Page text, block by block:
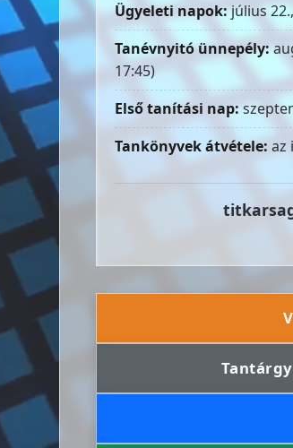
Ügyeleti napok:július
Tanévnyitó ünnepély:
17:45)
Első tanítási nap:
Tankönyvek átvétele: az